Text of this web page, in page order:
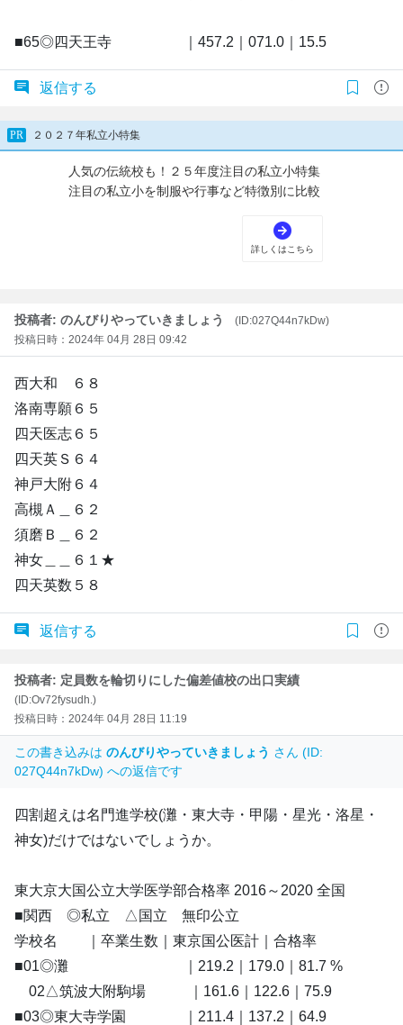
■65◎四天王寺 ｜457.2｜071.0｜15.5
返信する
投稿者: のんびりやっていきましょう
(ID:027Q44n7kDw)
投稿日時：2024年 04月 28日 09:42
西大和 ６８
洛南専願６５
四天医志６５
四天英Ｓ６４
神戸大附６４
高槻Ａ＿６２
須磨Ｂ＿６２
神女＿＿６１★
四天英数５８
返信する
投稿者: 定員数を輪切りにした偏差値校の出口実績
(ID:Ov72fysudh.)
投稿日時：2024年 04月 28日 11:19
この書き込みは のんびりやっていきましょう さん (ID:
027Q44n7kDw) への返信です
四割超えは名門進学校(灘・東大寺・甲陽・星光・洛星・
神女)だけではないでしょうか。
東大京大国公立大学医学部合格率 2016～2020 全国
■関西 ◎私立 △国立 無印公立
学校名 ｜卒業生数｜東京国公医計｜合格率
■01◎灘 ｜219.2｜179.0｜81.7 %
02△筑波大附駒場 ｜161.6｜122.6｜75.9
■03◎東大寺学園 ｜211.4｜137.2｜64.9